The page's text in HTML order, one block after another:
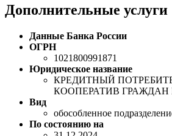
Дополнительные услуги
Данные Банка России
ОГРН
1021800991871
Юридическое название
КРЕДИТНЫЙ
КООПЕРАТИВ ГРАЖДАН
Вид
обособленное
По состоянию на